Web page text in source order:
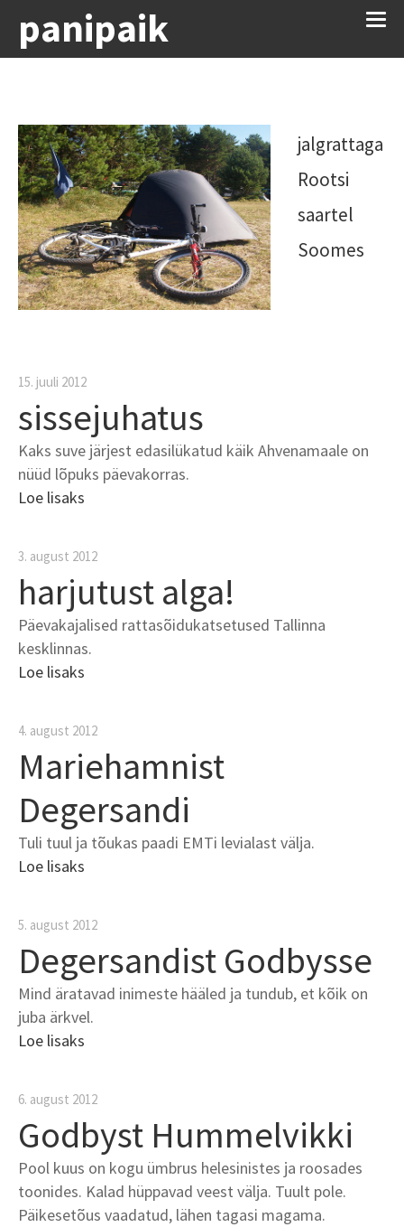
panipaik
jalgrattaga
Rootsi
saartel
Soomes
15. juuli 2012
sissejuhatus
Kaks suve järjest edasilükatud käik Ahvenamaale on
nüüd lõpuks päevakorras.
Loe lisaks
3. august 2012
harjutust alga!
Päevakajalised rattasõidukatsetused Tallinna
kesklinnas.
Loe lisaks
4. august 2012
Mariehamnist
Degersandi
Tuli tuul ja tõukas paadi EMTi levialast välja.
Loe lisaks
5. august 2012
Degersandist Godbysse
Mind äratavad inimeste hääled ja tundub, et kõik on
juba ärkvel.
Loe lisaks
6. august 2012
Godbyst Hummelvikki
Pool kuus on kogu ümbrus helesinistes ja roosades
toonides. Kalad hüppavad veest välja. Tuult pole.
Päikesetõus vaadatud, lähen tagasi magama.